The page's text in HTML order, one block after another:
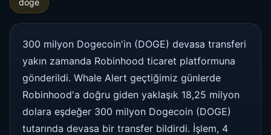
300 milyon Dogecoin'in (DOGE) devasa transferi
yakın zamanda Robinhood ticaret platformuna
gönderildi. Whale Alert geçtiğimiz günlerde
Robinhood'a doğru giden yaklaşık 18,25 milyon
dolara eşdeğer 300 milyon Dogecoin (DOGE)
tutarında devasa bir transfer bildirdi. İşlem, 4